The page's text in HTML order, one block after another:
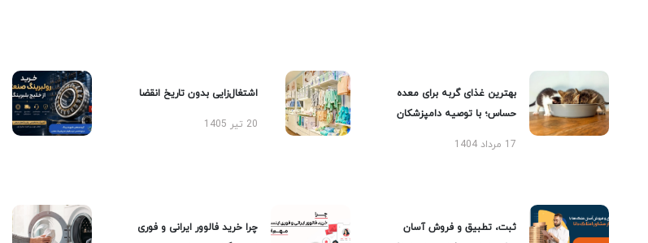
بهترین غذای گربه برای معده
حساس؛ با توصیه دامپزشکان
17 مرداد 1404
اشتغال‌زایی بدون تاریخ انقضا
20 تیر 1405
ثبت، تطبیق و فروش آسان
چرا خرید فالوور ایرانی و فوری